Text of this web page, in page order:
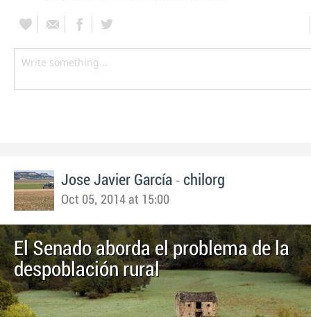
Jose Javier García - chilorg
Oct 05, 2014 at 15:00
El Senado aborda el problema de la
despoblación rural